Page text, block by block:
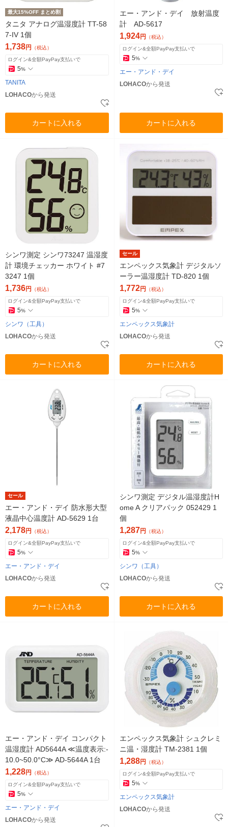
最大15%OFF まとめ割
タニタ アナログ温湿度計 TT-58
7-IV 1個
1,738円 （税込）
ログイン&全額PayPay支払いで
5%
TANITA
LOHACOから発送
カートに入れる
エー・アンド・デイ 放射温度
計 AD-5617
1,924円 （税込）
ログイン&全額PayPay支払いで
5%
エー・アンド・デイ
LOHACOから発送
カートに入れる
シンワ測定 シンワ73247 温湿度
計 環境チェッカー ホワイト #7
3247 1個
1,736円 （税込）
ログイン&全額PayPay支払いで
5%
シンワ（工具）
LOHACOから発送
カートに入れる
セール
エンペックス気象計 デジタルソ
ーラー温湿度計 TD-820 1個
1,772円 （税込）
ログイン&全額PayPay支払いで
5%
エンペックス気象計
LOHACOから発送
カートに入れる
セール
エー・アンド・デイ 防水形大型
液晶中心温度計 AD-5629 1台
2,178円 （税込）
ログイン&全額PayPay支払いで
5%
エー・アンド・デイ
LOHACOから発送
カートに入れる
シンワ測定 デジタル温湿度計H
ome A クリアパック 052429 1
個
1,287円 （税込）
ログイン&全額PayPay支払いで
5%
シンワ（工具）
LOHACOから発送
カートに入れる
エー・アンド・デイ コンパクト
温湿度計 AD5644A ≪温度表示:-
10.0~50.0°C≫ AD-5644A 1台
1,228円 （税込）
ログイン&全額PayPay支払いで
5%
エー・アンド・デイ
LOHACOから発送
エンペックス気象計 シュクレミ
ニ温・湿度計 TM-2381 1個
1,288円 （税込）
ログイン&全額PayPay支払いで
5%
エンペックス気象計
LOHACOから発送